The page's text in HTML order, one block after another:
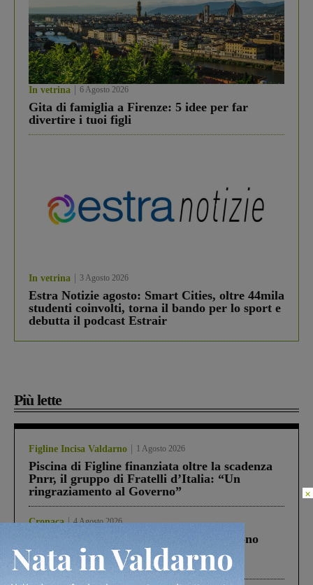
In vetrina 6 Agosto 2026
Gita di famiglia a Firenze: 5 idee per far
divertire i tuoi figli
In vetrina 3 Agosto 2026
Estra Notizie agosto: Smart Cities, oltre 44mila
studenti coinvolti, torna il bando per lo sport e
debutta il podcast Estrair
Più lette
Figline Incisa Valdarno 1 Agosto 2026
Piscina di Figline finanziata oltre la scadenza
Pnrr, il gruppo di Fratelli d’Italia: “Un
ringraziamento al Governo”
Cronaca 4 Agosto 2026
Un anno fa la strage in A1 in cui morirono
Gianni, Giulia e Franco. Lo schianto, il
processo, lo stop ai sorpassi fra tir....
×